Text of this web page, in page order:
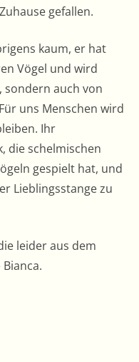
gefallen.
kaum, er hat
Vögel und wird
sondern auch von
uns Menschen wird
Ihr
die schelmischen
gespielt hat, und
Lieblingsstange zu
leider aus dem